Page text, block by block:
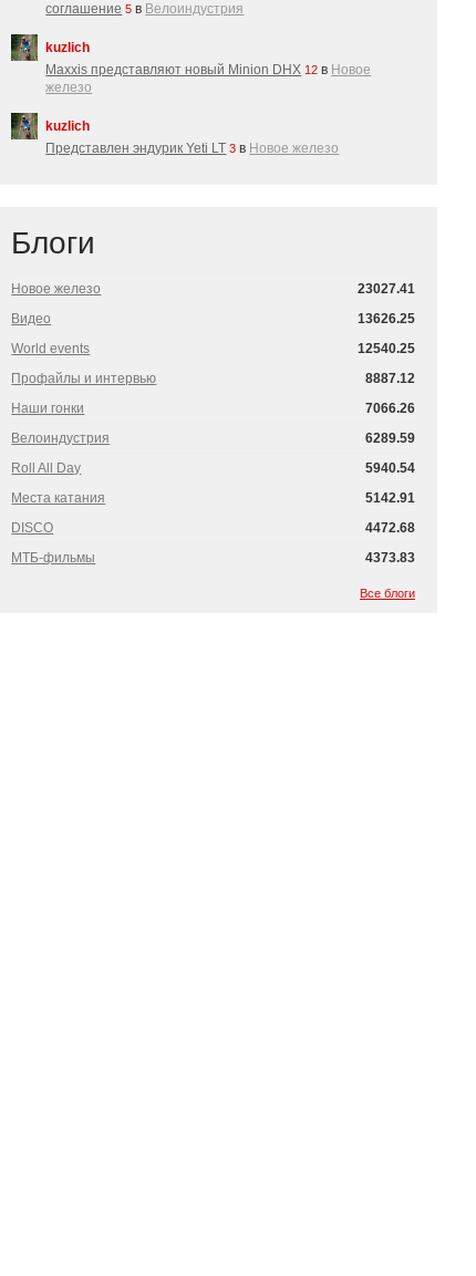
соглашение 5 в Велоиндустрия
kuzlich
Maxxis представляют новый Minion DHX 12 в Новое
железо
kuzlich
Представлен эндурик Yeti LT 3 в Новое железо
Блоги
Новое железо
23027.41
Видео
13626.25
World events
12540.25
Профайлы и интервью
8887.12
Наши гонки
7066.26
Велоиндустрия
6289.59
Roll All Day
5940.54
Места катания
5142.91
DISCO
4472.68
МТБ-фильмы
4373.83
Все блоги